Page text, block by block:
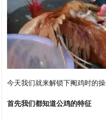
今天我们就来解锁下阉鸡时的
首先我们都知道公鸡的特征